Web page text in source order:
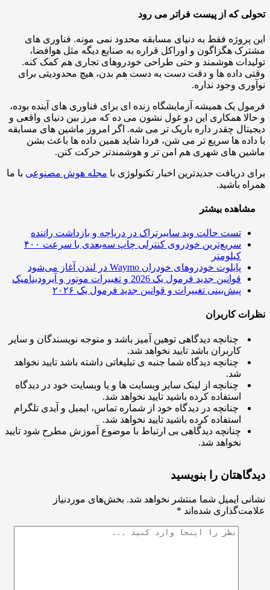
که از پیست فراتر می رود
پروژه فقط به دنیای مسابقه محدود نمی مونه. فناوری های
هگزاگون و اوراکل قراره به صنایع دیگه مثل هوافضا،
هوشمند و حتی طراحی خودروهای تجاری هم کمک کنه.
داده ها و دقت دست به دست هم بدن، هیچ محدودیتی برای
وجود نداره.
یک همیشه آزمایشگاه زنده ای برای فناوری های آینده بوده،
همکاری این دو غول نشون می ده که مرز بین دنیای واقعی و
چقدر داره باریک تر می شه. اگر امروز ماشین های مسابقه
ها سریع تر می شن، فردا شاید همین داده ها باعث بشن
های شهری هم امن تر و هوشمندتر حرکت کنن.
دریافت جدیدترین اخبار تکنولوژی با مجله هوش مصنوعیبا ما
باشید.
بیشتر
تست حالت وید سایبرتراک در دریاچه و بازداشت راننده
سریع‌ترین خودروی کنترلی چاپ سه‌بعدی با سرعت ۴۰۰
کیلومتر
پایلوت خودروهای خودران Waymo در لندن آغاز می‌شود
قوانین جدید فرمول یک 2026 و تغییرات موتور و آیرودینامیک
پیش‌بینی‌ تغییرات و قوانین جدید فرمول یک ۲۰۲۶
کاربران
چنانچه دیدگاهی توهین آمیز باشد و متوجه نویسندگان و سایر
کاربران باشد تایید نخواهد شد.
چنانچه دیدگاه شما جنبه ی تبلیغاتی داشته باشد تایید نخواهد
چنانچه از لینک سایر وبسایت ها و یا وبسایت خود در دیدگاه
استفاده کرده باشید تایید نخواهد شد.
چنانچه در دیدگاه خود از شماره تماس، ایمیل و آیدی تلگرام
استفاده کرده باشید تایید نخواهد شد.
چنانچه دیدگاهی بی ارتباط با موضوع آموزش مطرح شود تایید
نخواهد شد.
را بنویسید
ایمیل شما منتشر نخواهد شد. بخش‌های موردنیاز
شده‌اند*